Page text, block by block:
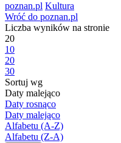
poznan.pl Kultura
Wróć do poznan.pl
Liczba wyników na stronie
20
10
20
30
Sortuj wg
Daty malejąco
Daty rosnąco
Daty malejąco
Alfabetu (A-Z)
Alfabetu (Z-A)